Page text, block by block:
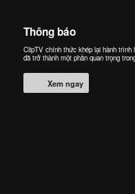
Thông báo
ClipTV chính thức khép lại hành
đã trở thành một phần quan trọng
Xem ngay